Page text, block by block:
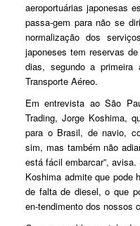
aeroportuárias japonesas
passa-gem para não se
normalização dos
japoneses tem reservas
dias, segundo a primeira
Transporte Aéreo.
Em entrevista ao São
Trading, Jorge Koshima,
para o Brasil, de navio,
sim, mas também não
está fácil embarcar”,
Koshima admite que pode
de falta de diesel, o que
en-tendimento dos nossos